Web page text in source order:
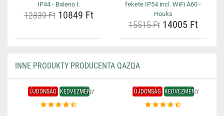
IP44 - Baleno I.
12839 Ft10849 Ft
fekete IP54 incl. WiFi A60 -
Houks
15515 Ft14005 Ft
INNE PRODUKTY PRODUCENTA QAZQA
ÚJDONSÁG KEDVEZMÉNY ÚJDONSÁG KEDVEZMÉNY